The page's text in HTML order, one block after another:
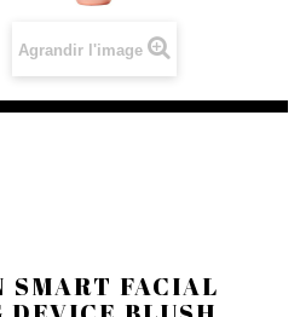
Agrandir l'image
SMART FACIAL